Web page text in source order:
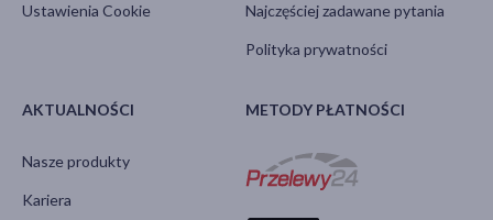
Ustawienia Cookie Najczęściej zadawane pytania
Polityka prywatności
AKTUALNOŚCI
Nasze produkty
Kariera
METODY PŁATNOŚCI